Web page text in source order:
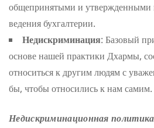
общепринятыми и утвержденными
ведения бухгалтерии.
Недискриминация: Базовый
основе нашей практики Дхармы,
относиться к другим людям с
бы, чтобы относились к нам самим.
Недискриминационная политика